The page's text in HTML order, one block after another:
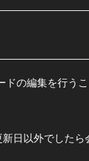
ドの編集を行う
日以外でしたら